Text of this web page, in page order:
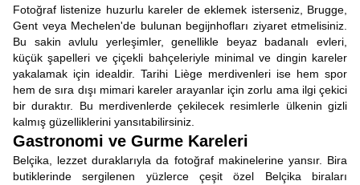
Fotoğraf listenize huzurlu kareler de eklemek isterseniz, Brugge,
Gent veya Mechelen'de bulunan begijnhofları ziyaret etmelisiniz.
Bu sakin avlulu yerleşimler, genellikle beyaz badanalı evleri,
küçük şapelleri ve çiçekli bahçeleriyle minimal ve dingin kareler
yakalamak için idealdir. Tarihi Liège merdivenleri ise hem spor
hem de sıra dışı mimari kareler arayanlar için zorlu ama ilgi çekici
bir duraktır. Bu merdivenlerde çekilecek resimlerle ülkenin gizli
kalmış güzelliklerini yansıtabilirsiniz.
Gastronomi ve Gurme Kareleri
Belçika, lezzet duraklarıyla da fotoğraf makinelerine yansır. Bira
butiklerinde sergilenen yüzlerce çeşit özel Belçika biraları